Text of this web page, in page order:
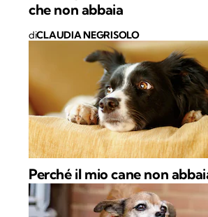
che non abbaia
diCLAUDIA NEGRISOLO
Perché il mio cane non